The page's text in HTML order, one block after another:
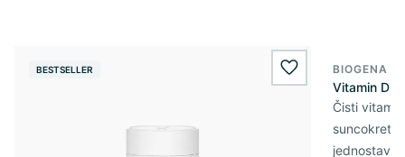
BESTSELLER wishlist.add
BIOGENA
Vitamin D3
Čisti